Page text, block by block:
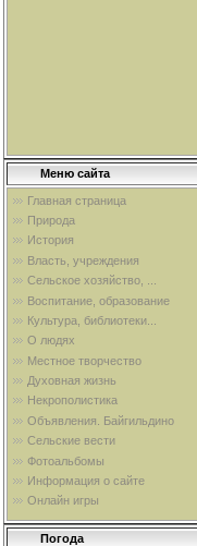
Меню сайта
Главная страница
Природа
История
Власть, учреждения
Сельское хозяйство, ...
Воспитание, образование
Культура, библиотеки...
О людях
Местное творчество
Духовная жизнь
Некрополистика
Объявления. Байгильдино
Сельские вести
Фотоальбомы
Информация о сайте
Онлайн игры
Погода